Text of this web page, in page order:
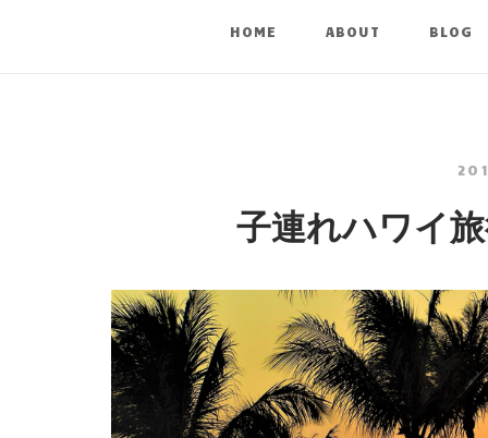
HOME ABOUT BLOG
子連れハワイ